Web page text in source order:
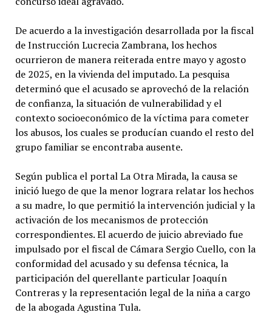
De acuerdo a la investigación desarrollada por la fiscal
de Instrucción Lucrecia Zambrana, los hechos
ocurrieron de manera reiterada entre mayo y agosto
de 2025, en la vivienda del imputado. La pesquisa
determinó que el acusado se aprovechó de la relación
de confianza, la situación de vulnerabilidad y el
contexto socioeconómico de la víctima para cometer
los abusos, los cuales se producían cuando el resto del
grupo familiar se encontraba ausente.
Según publica el portal La Otra Mirada, la causa se
inició luego de que la menor lograra relatar los hechos
a su madre, lo que permitió la intervención judicial y la
activación de los mecanismos de protección
correspondientes. El acuerdo de juicio abreviado fue
impulsado por el fiscal de Cámara Sergio Cuello, con la
conformidad del acusado y su defensa técnica, la
participación del querellante particular Joaquín
Contreras y la representación legal de la niña a cargo
de la abogada Agustina Tula.